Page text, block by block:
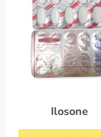
Ilosone